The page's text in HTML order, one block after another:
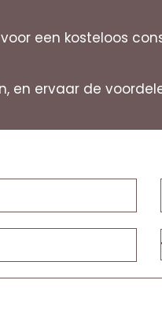
een kosteloos
en ervaar de